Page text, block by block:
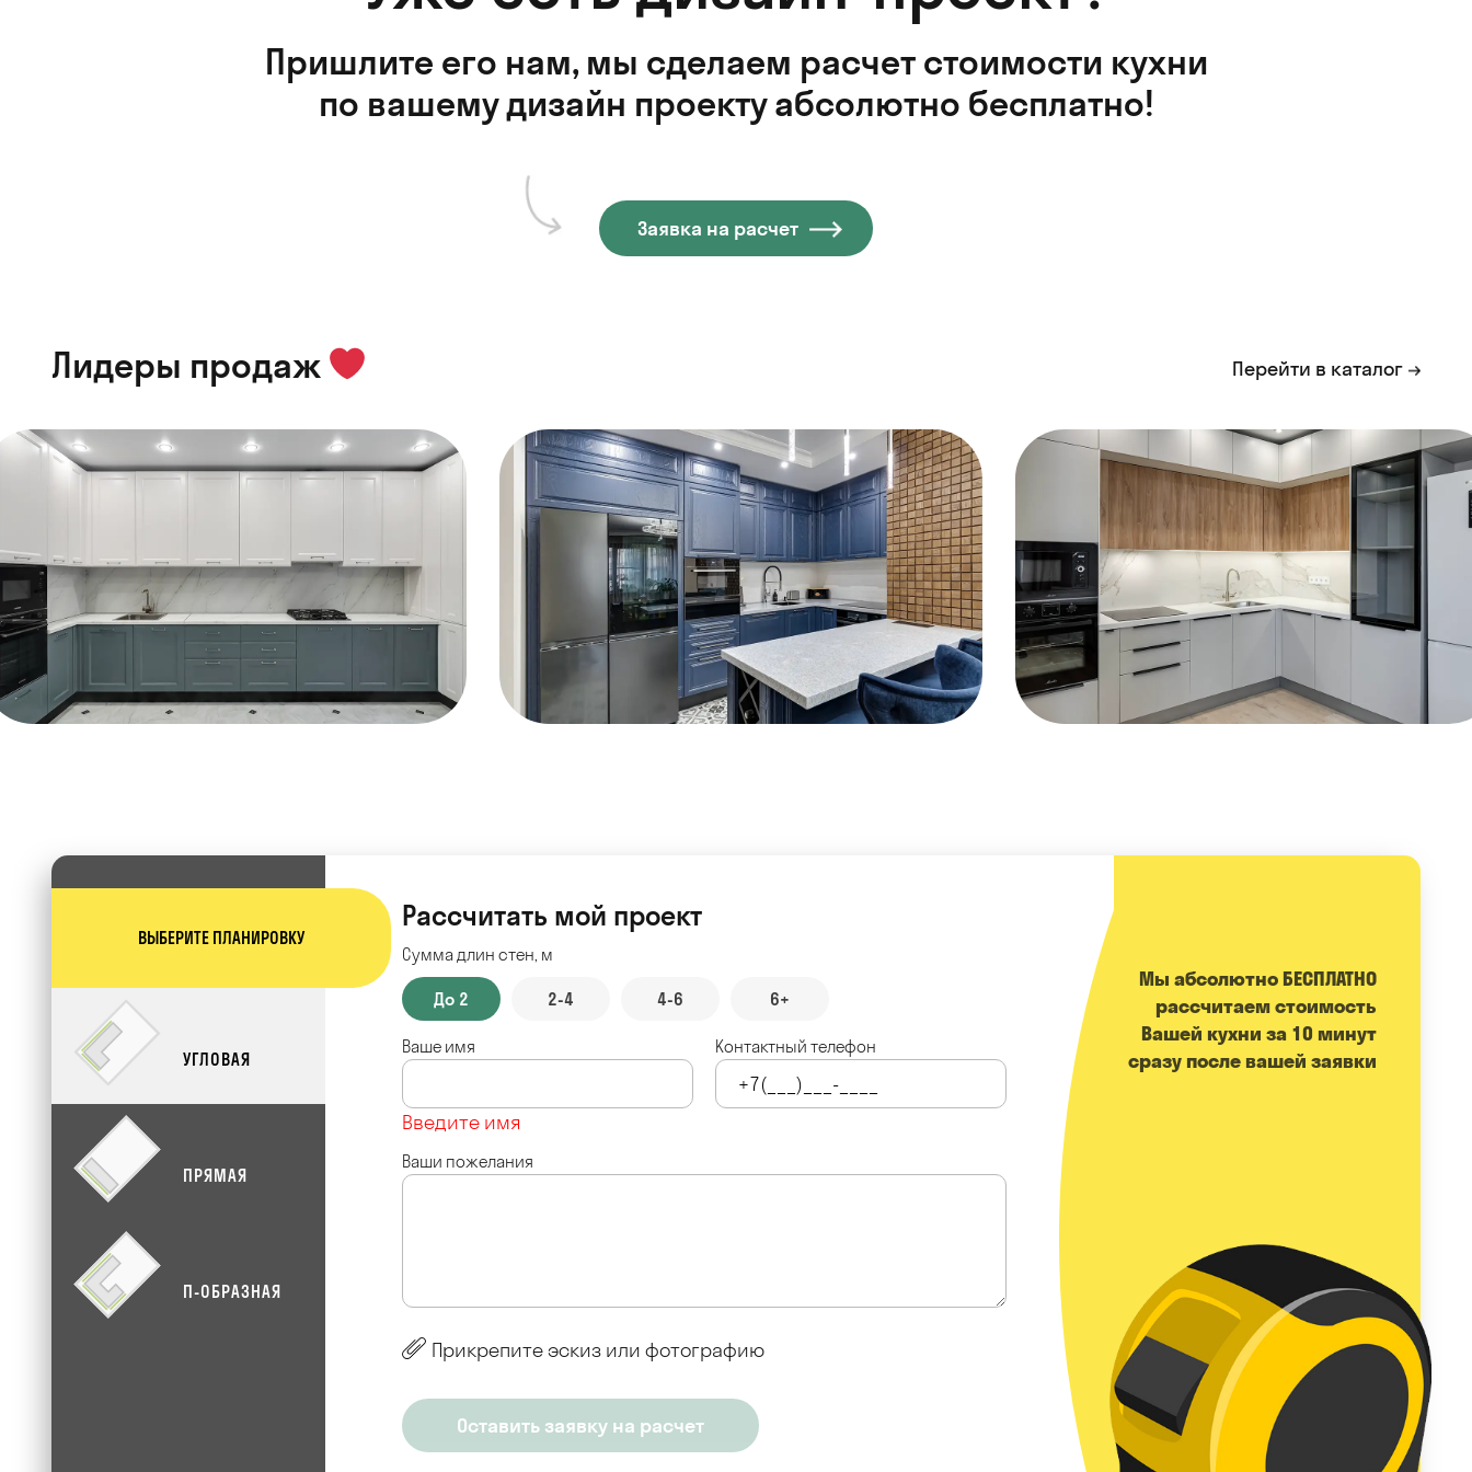
Пришлите его нам, мы сделаем расчет стоимости кухни
по вашему дизайн проекту абсолютно бесплатно!
Заявка на расчет
Лидеры продаж Перейти в каталог
ВЫБЕРИТЕ ПЛАНИРОВКУ
УГЛОВАЯ
ПРЯМАЯ
П-ОБРАЗНАЯ
Рассчитать мой проект
Сумма длин стен, м
До 2 2-4 4-6 6+
Ваше имя
Введите имя
Контактный телефон
Ваши пожелания
Прикрепите эскиз или фотографию
Мы абсолютно БЕСПЛАТНО
расcчитаем стоимость
Вашей кухни за 10 минут
сразу после вашей заявки